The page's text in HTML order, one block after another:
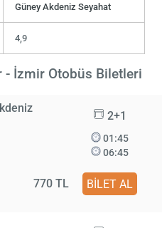
Güney Akdeniz Seyahat
4,9
- İzmir Otobüs Biletleri
2+1
01:45
06:45
770 TL BİLET AL